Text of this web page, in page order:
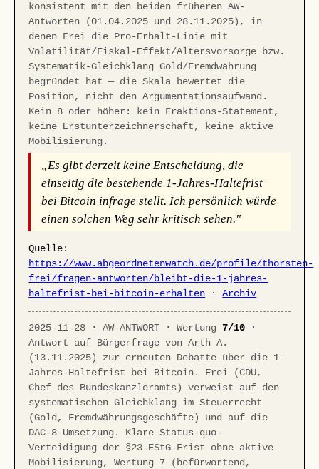
konsistent mit den beiden früheren AW-
Antworten (01.04.2025 und 28.11.2025), in
denen Frei die Pro-Erhalt-Linie mit
Volatilität/Fiskal-Effekt/Altersvorsorge bzw.
Systematik-Gleichklang Gold/Fremdwährung
begründet hat — die Skala bewertet die
Position, nicht den Argumentationsaufwand.
Kein 8 oder höher: kein Fraktions-Statement,
keine Erstunterzeichnerschaft, keine aktive
Mobilisierung.
„Es gibt derzeit keine Entscheidung, die
einseitig die bestehende 1-Jahres-Haltefrist
bei Bitcoin infrage stellt. Ich persönlich würde
einen solchen Weg sehr kritisch sehen."
Quelle:
https://www.abgeordnetenwatch.de/profile/thorsten-
frei/fragen-antworten/bleibt-die-1-jahres-
haltefrist-bei-bitcoin-erhalten ·Archiv
2025-11-28 · AW-ANTWORT · Wertung7/10 ·
Antwort auf Bürgerfrage von Arth A.
(13.11.2025) zur erneuten Debatte über die 1-
Jahres-Haltefrist bei Bitcoin. Frei (CDU,
Chef des Bundeskanzleramts) verweist auf den
systematischen Gleichklang im Steuerrecht
(Gold, Fremdwährungsgeschäfte) und auf die
DAC-8-Umsetzung. Klare Status-quo-
Verteidigung der §23-EStG-Frist ohne aktive
Mobilisierung, Wertung 7 (befürwortend,